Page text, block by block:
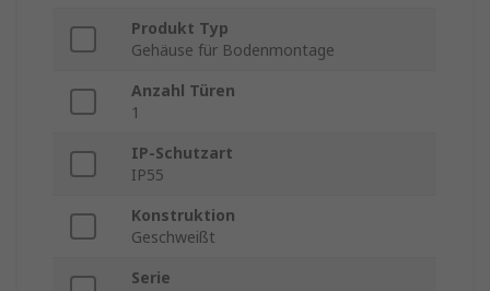
Produkt Typ
Gehäuse für Bodenmontage
Anzahl Türen
1
IP-Schutzart
IP55
Konstruktion
Geschweißt
Serie